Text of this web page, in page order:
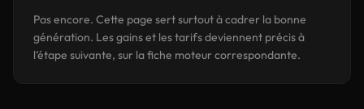
Pas encore. Cette page sert surtout à cadrer la bonne
génération. Les gains et les tarifs deviennent précis à
l’étape suivante, sur la fiche moteur correspondante.